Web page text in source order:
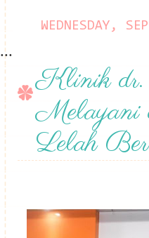
WEDNESDAY,
...
Klinik
Melayani
Lelah